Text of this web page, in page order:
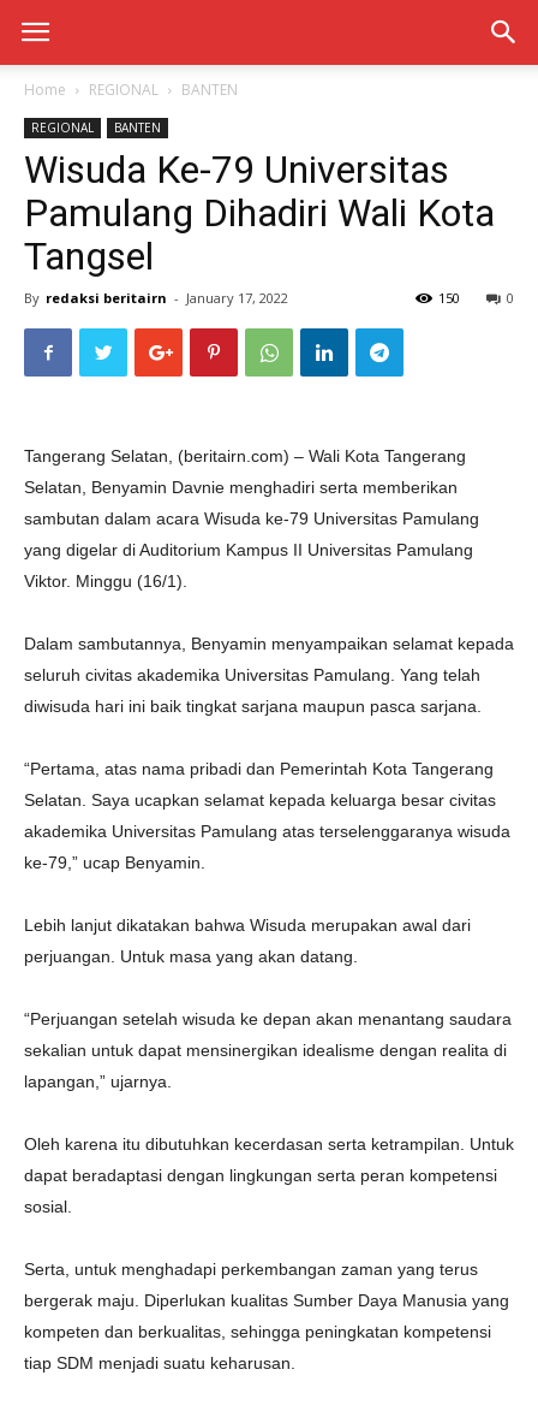
Home REGIONAL BANTEN
REGIONAL BANTEN
Wisuda Ke-79 Universitas
Pamulang Dihadiri Wali Kota
Tangsel
By redaksi beritairn - January 17, 2022 0
150
Tangerang Selatan, (beritairn.com) – Wali Kota Tangerang
Selatan, Benyamin Davnie menghadiri serta memberikan
sambutan dalam acara Wisuda ke-79 Universitas Pamulang
yang digelar di Auditorium Kampus II Universitas Pamulang
Viktor. Minggu (16/1).
Dalam sambutannya, Benyamin menyampaikan selamat kepada
seluruh civitas akademika Universitas Pamulang. Yang telah
diwisuda hari ini baik tingkat sarjana maupun pasca sarjana.
“Pertama, atas nama pribadi dan Pemerintah Kota Tangerang
Selatan. Saya ucapkan selamat kepada keluarga besar civitas
akademika Universitas Pamulang atas terselenggaranya wisuda
ke-79,” ucap Benyamin.
Lebih lanjut dikatakan bahwa Wisuda merupakan awal dari
perjuangan. Untuk masa yang akan datang.
“Perjuangan setelah wisuda ke depan akan menantang saudara
sekalian untuk dapat mensinergikan idealisme dengan realita di
lapangan,” ujarnya.
Oleh karena itu dibutuhkan kecerdasan serta ketrampilan. Untuk
dapat beradaptasi dengan lingkungan serta peran kompetensi
sosial.
Serta, untuk menghadapi perkembangan zaman yang terus
bergerak maju. Diperlukan kualitas Sumber Daya Manusia yang
kompeten dan berkualitas, sehingga peningkatan kompetensi
tiap SDM menjadi suatu keharusan.